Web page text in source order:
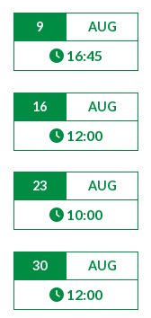
9 AUG
16:45
16 AUG
12:00
23 AUG
10:00
30 AUG
12:00